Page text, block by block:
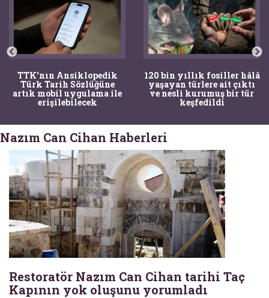
TTK'nın Ansiklopedik
Türk Tarih Sözlüğüne
artık mobil uygulama ile
erişilebilecek
120 bin yıllık fosiller hâlâ
yaşayan türlere ait çıktı
ve nesli kurumuş bir tür
keşfedildi
Nazım Can Cihan Haberleri
Restoratör Nazım Can Cihan tarihi Taç
Kapının yok oluşunu yorumladı